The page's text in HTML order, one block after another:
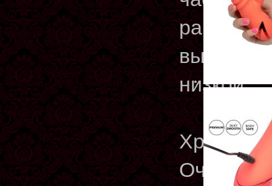
работы в
высокой
низкой.
Очищать